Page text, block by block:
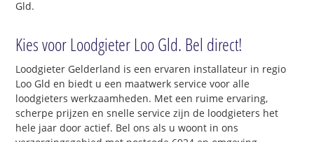
Gld.
Kies voor Loodgieter Loo Gld. Bel direct!
Loodgieter Gelderland is een ervaren installateur in regio
Loo Gld en biedt u een maatwerk service voor alle
loodgieters werkzaamheden. Met een ruime ervaring,
scherpe prijzen en snelle service zijn de loodgieters het
hele jaar door actief. Bel ons als u woont in ons